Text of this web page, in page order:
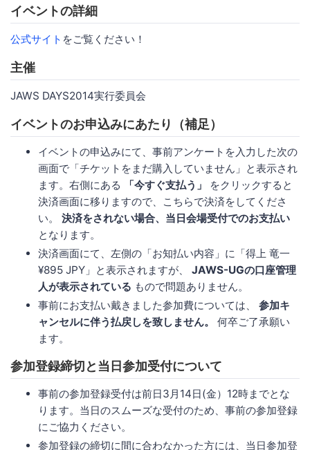
イベントの詳細
公式サイト をご覧ください！
主催
JAWS DAYS2014実行委員会
イベントのお申込みにあたり（補足）
イベントの申込みにて、事前アンケートを入力した次の
画面で「チケットをまだ購入していません」と表示され
ます。右側にある
「今すぐ支払う」
をクリックすると
決済画面に移りますので、こちらで決済をしてくださ
い。 決済をされない場合、当日会場受付でのお支払い
となります。
決済画面にて、左側の「お知払い内容」に「得上 竜一
¥895 JPY」と表示されますが、 JAWS-UGの口座管理
人が表示されている もので問題ありません。
事前にお支払い戴きました参加費については、 参加キ
ャンセルに伴う払戻しを致しません。
何卒ご了承願い
ます。
参加登録締切と当日参加受付について
事前の参加登録受付は前日3月14日(金）12時までとな
ります。当日のスムーズな受付のため、事前の参加登録
にご協力ください。
参加登録の締切に間に合わなかった方には、当日参加登